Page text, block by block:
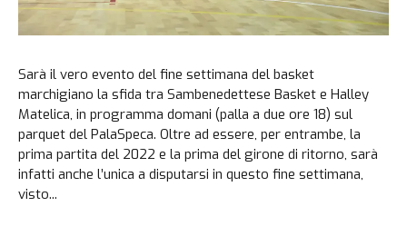
Sarà il vero evento del fine settimana del basket
marchigiano la sfida tra Sambenedettese Basket e Halley
Matelica, in programma domani (palla a due ore 18) sul
parquet del PalaSpeca. Oltre ad essere, per entrambe, la
prima partita del 2022 e la prima del girone di ritorno, sarà
infatti anche l’unica a disputarsi in questo fine settimana,
visto...